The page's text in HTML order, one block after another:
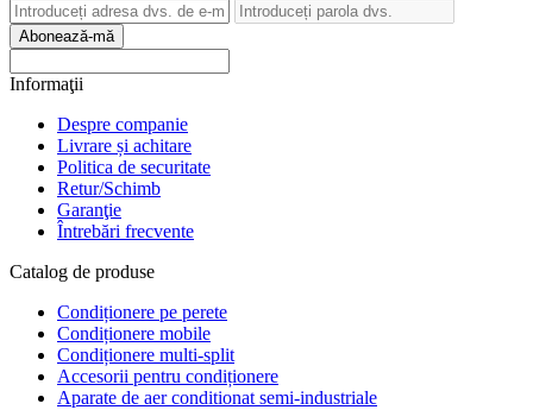
Abonează-mă
Informaţii
Despre companie
Livrare și achitare
Politica de securitate
Retur/Schimb
Garanţie
Întrebări frecvente
Catalog de produse
Condiționere pe perete
Condiționere mobile
Condiționere multi-split
Accesorii pentru condiționere
Aparate de aer conditionat semi-industriale